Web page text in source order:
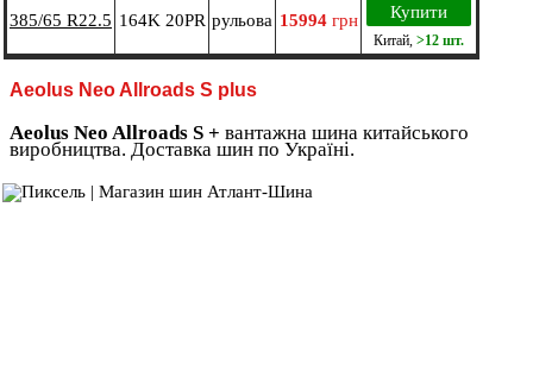
Aeolus Neo Allroads S plus
Aeolus Neo Allroads S + вантажна шина китайського
виробництва. Доставка шин по Україні.
385/65 R22.5 164K 20PR рульова 15994грн Купити
Китай >12 шт.